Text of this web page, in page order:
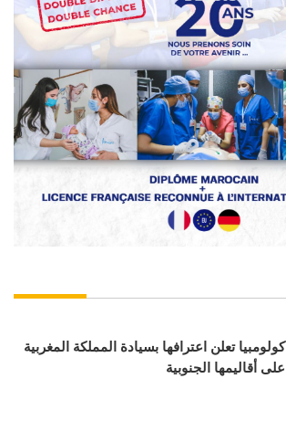
كولومبيا تعلن اعترافها بسيادة المملكة المغربية
على أقاليمها الجنوبية